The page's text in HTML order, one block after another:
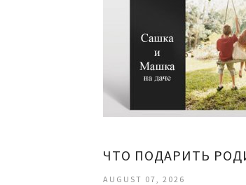
AUGUST 07, 2026